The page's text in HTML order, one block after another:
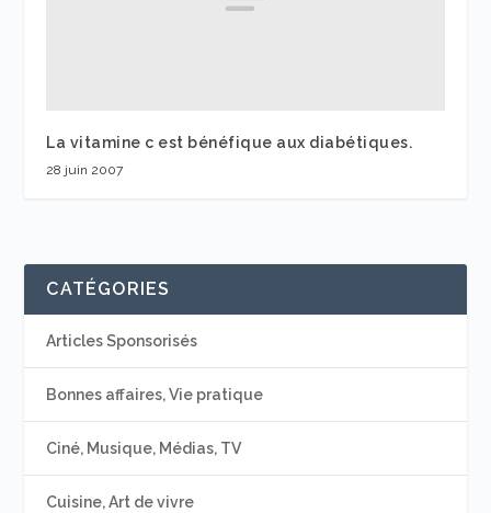
La vitamine c est bénéfique aux diabétiques.
28 juin 2007
CATÉGORIES
Articles Sponsorisés
Bonnes affaires, Vie pratique
Ciné, Musique, Médias, TV
Cuisine, Art de vivre